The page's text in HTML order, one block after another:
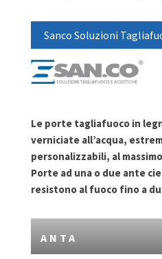
Sanco Soluzioni
Le porte tagliafuoco in
verniciate all’acqua,
personalizzabili, al
Porte ad una o due ante
resistono al fuoco fino a
ANTA